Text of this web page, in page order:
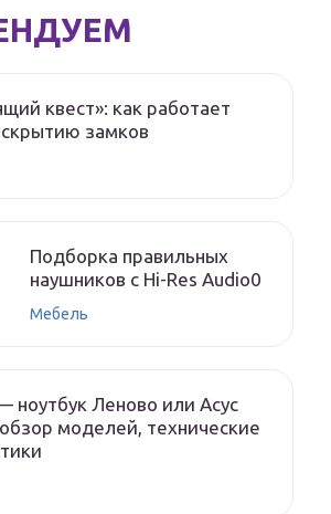
квест»: как работает
замков
Подборка правильных
наушников с Hi-Res Audio0
Мебель
ноутбук Леново или Асус
моделей, технические